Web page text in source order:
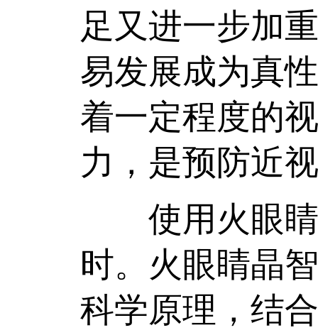
足又进一步加
易发展成为真
着一定程度的
力，是预防近
使用火眼睛
时。火眼睛晶
科学原理，结